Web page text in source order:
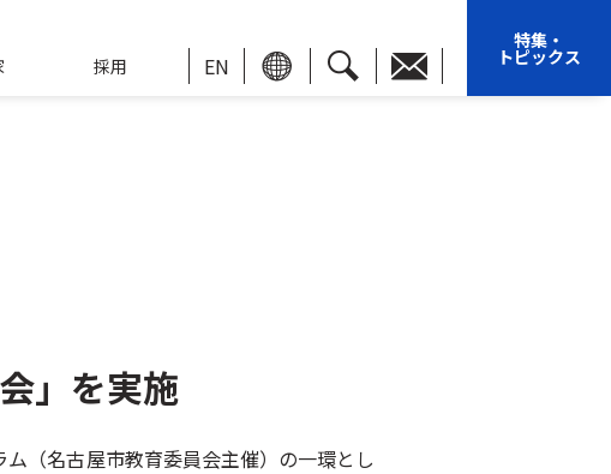
採用 EN
特集・
トピックス
」を実施
（名古屋市教育委員会主催）の一環とし